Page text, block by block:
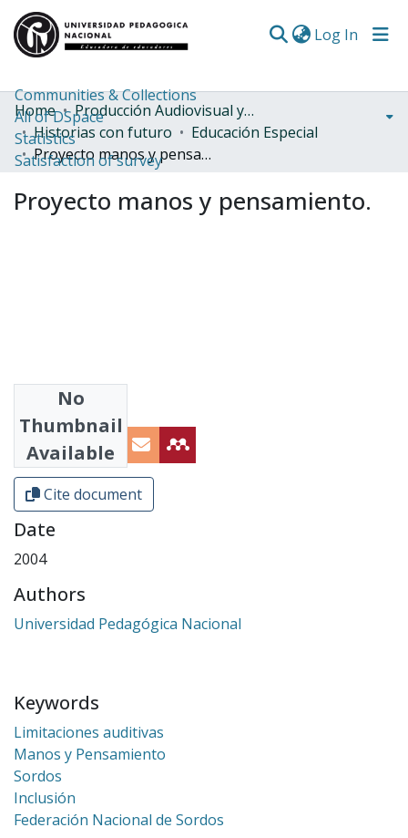
Log In
Communities & Collections
All of DSpace
Statistics
Satisfaction of survey
Home
Producción Audiovisual y Radial
Historias con futuro
Educación Especial
Proyecto manos y pensamiento.
Proyecto manos y pensamiento.
No
Thumbnail
Available
Share
Cite document
Date
2004
Authors
Universidad Pedagógica Nacional
Keywords
Limitaciones auditivas
Manos y Pensamiento
Sordos
Inclusión
Federación Nacional de Sordos